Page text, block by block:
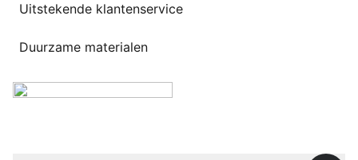
Taalkeuze
Uitstekende klantenservice
Duurzame materialen